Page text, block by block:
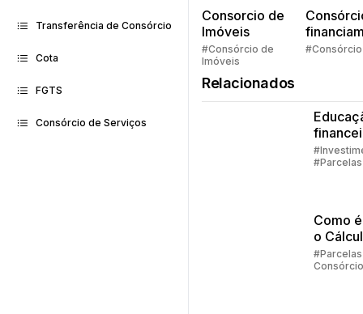
Transferência de Consórcio
Cota
FGTS
Consórcio de Serviços
Consorcio de
Imóveis
#Consórcio de
Imóveis
Quem
#Consórcio
Relacionados
família
Como
o
Consórcio